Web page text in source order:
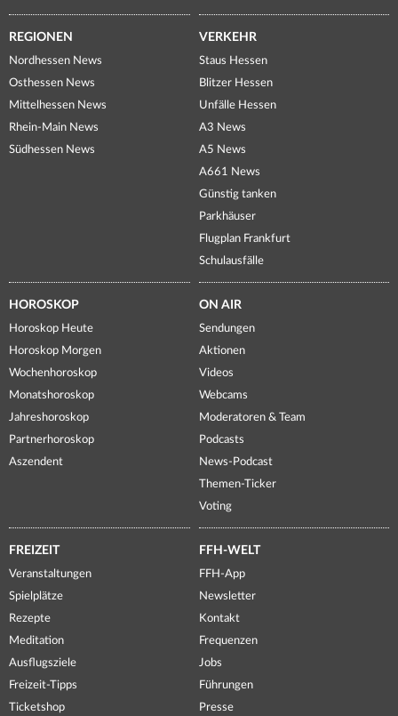
REGIONEN
Nordhessen News
Osthessen News
Mittelhessen News
Rhein-Main News
Südhessen News
VERKEHR
Staus Hessen
Blitzer Hessen
Unfälle Hessen
A3 News
A5 News
A661 News
Günstig tanken
Parkhäuser
Flugplan Frankfurt
Schulausfälle
HOROSKOP
Horoskop Heute
Horoskop Morgen
Wochenhoroskop
Monatshoroskop
Jahreshoroskop
Partnerhoroskop
Aszendent
ON AIR
Sendungen
Aktionen
Videos
Webcams
Moderatoren & Team
Podcasts
News-Podcast
Themen-Ticker
Voting
FREIZEIT
Veranstaltungen
Spielplätze
Rezepte
Meditation
Ausflugsziele
Freizeit-Tipps
Ticketshop
FFH-WELT
FFH-App
Newsletter
Kontakt
Frequenzen
Jobs
Führungen
Presse